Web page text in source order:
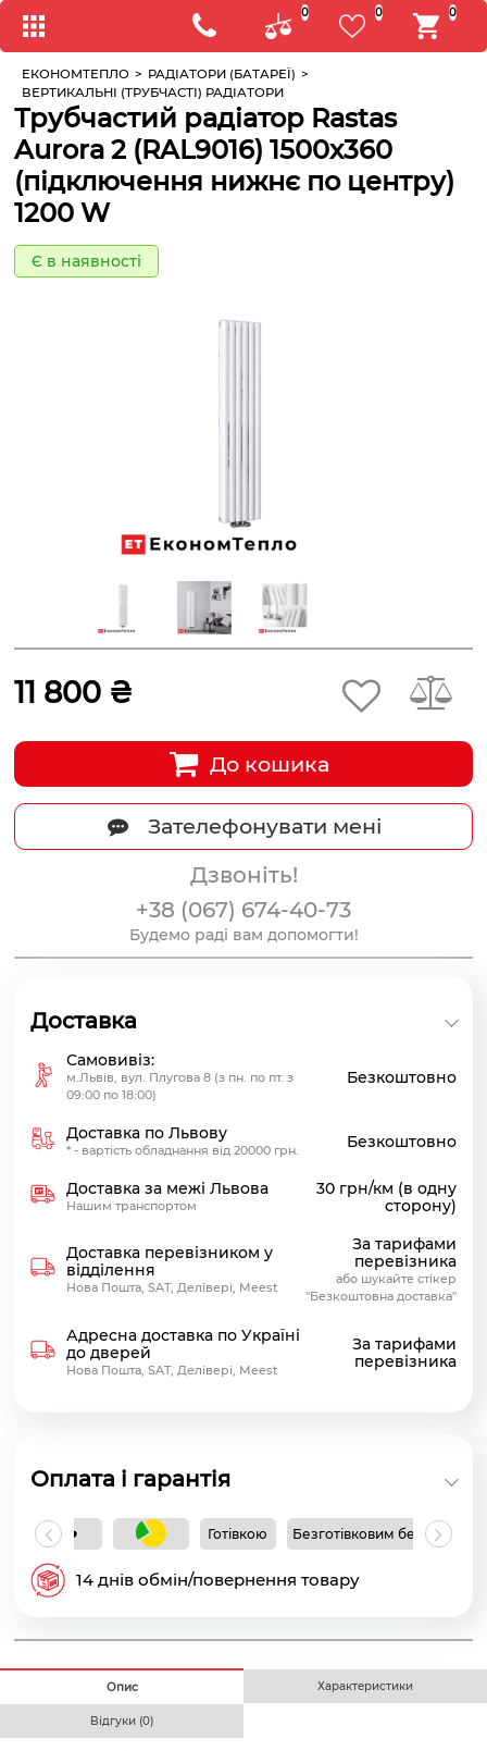
0 0 0
ЕКОНОМТЕПЛО > РАДІАТОРИ (БАТАРЕЇ) >
ВЕРТИКАЛЬНІ (ТРУБЧАСТІ) РАДІАТОРИ
Трубчастий радіатор Rastas
Aurora 2 (RAL9016) 1500x360
(підключення нижнє по центру)
1200 W
Є в наявності
11 800 ₴
До кошика
Зателефонувати мені
Дзвоніть!
+38 (067) 674-40-73
Будемо раді вам допомогти!
Доставка
Самовивіз:
м.Львів, вул. Плугова 8 (з пн. по пт. з
09:00 по 18:00)
Безкоштовно
Доставка по Львову
* - вартість обладнання від 20000 грн. Безкоштовно
Доставка за межі Львова
Нашим транспортом
30 грн/км (в одну
сторону)
Доставка перевізником у
відділення
Нова Пошта, SAT, Делівері, Meest
За тарифами
перевізника
або шукайте стікер
"Безкоштовна доставка"
Адресна доставка по Україні
до дверей
Нова Пошта, SAT, Делівері, Meest
За тарифами
перевізника
Оплата і гарантія
Готівкою Безготівковим без ПДВ
14 днів обмін/повернення товару
Опис Характеристики
Відгуки (0)